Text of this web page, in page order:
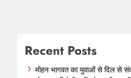
Recent Posts
मोहन भागवत का युवाओं से दिल से